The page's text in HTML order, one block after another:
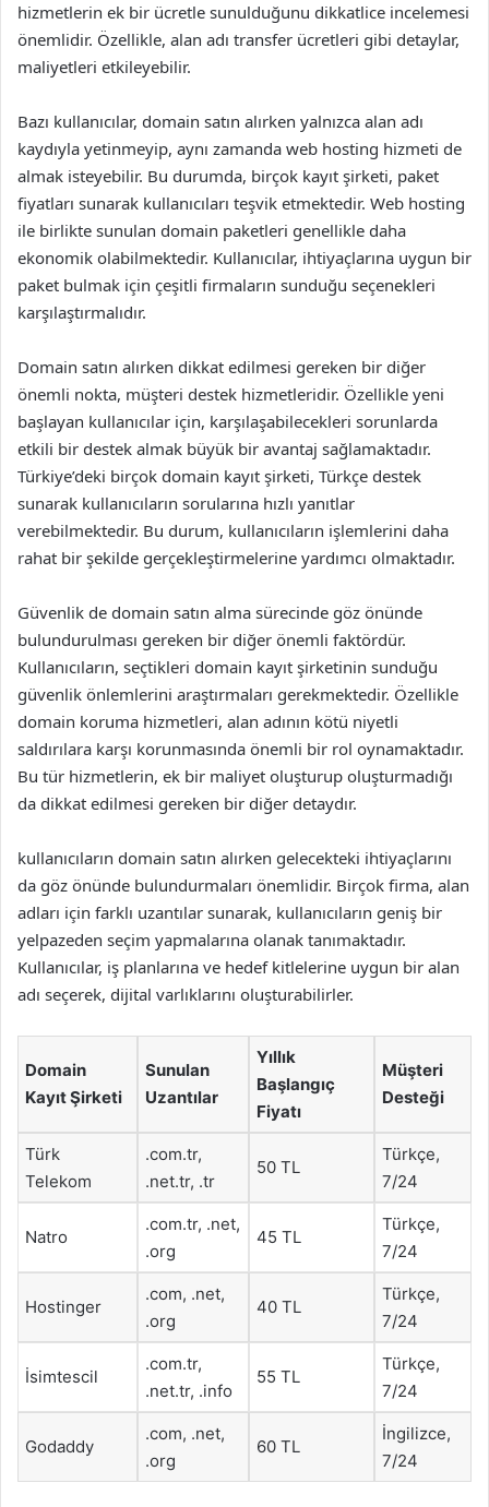
hizmetlerin ek bir ücretle sunulduğunu dikkatlice incelemesi
önemlidir. Özellikle, alan adı transfer ücretleri gibi detaylar,
maliyetleri etkileyebilir.
Bazı kullanıcılar, domain satın alırken yalnızca alan adı
kaydıyla yetinmeyip, aynı zamanda web hosting hizmeti de
almak isteyebilir. Bu durumda, birçok kayıt şirketi, paket
fiyatları sunarak kullanıcıları teşvik etmektedir. Web hosting
ile birlikte sunulan domain paketleri genellikle daha
ekonomik olabilmektedir. Kullanıcılar, ihtiyaçlarına uygun bir
paket bulmak için çeşitli firmaların sunduğu seçenekleri
karşılaştırmalıdır.
Domain satın alırken dikkat edilmesi gereken bir diğer
önemli nokta, müşteri destek hizmetleridir. Özellikle yeni
başlayan kullanıcılar için, karşılaşabilecekleri sorunlarda
etkili bir destek almak büyük bir avantaj sağlamaktadır.
Türkiye’deki birçok domain kayıt şirketi, Türkçe destek
sunarak kullanıcıların sorularına hızlı yanıtlar
verebilmektedir. Bu durum, kullanıcıların işlemlerini daha
rahat bir şekilde gerçekleştirmelerine yardımcı olmaktadır.
Güvenlik de domain satın alma sürecinde göz önünde
bulundurulması gereken bir diğer önemli faktördür.
Kullanıcıların, seçtikleri domain kayıt şirketinin sunduğu
güvenlik önlemlerini araştırmaları gerekmektedir. Özellikle
domain koruma hizmetleri, alan adının kötü niyetli
saldırılara karşı korunmasında önemli bir rol oynamaktadır.
Bu tür hizmetlerin, ek bir maliyet oluşturup oluşturmadığı
da dikkat edilmesi gereken bir diğer detaydır.
kullanıcıların domain satın alırken gelecekteki ihtiyaçlarını
da göz önünde bulundurmaları önemlidir. Birçok firma, alan
adları için farklı uzantılar sunarak, kullanıcıların geniş bir
yelpazeden seçim yapmalarına olanak tanımaktadır.
Kullanıcılar, iş planlarına ve hedef kitlelerine uygun bir alan
adı seçerek, dijital varlıklarını oluşturabilirler.
Domain
Kayıt Şirketi
Sunulan
Uzantılar
Yıllık
Başlangıç
Fiyatı
Müşteri
Desteği
Türk
Telekom
.com.tr,
.net.tr, .tr
50 TL
Türkçe,
7/24
Natro
.com.tr, .net,
.org
45 TL
Türkçe,
7/24
Hostinger
.com, .net,
.org
40 TL
Türkçe,
7/24
İsimtescil
.com.tr,
.net.tr, .info
55 TL
Türkçe,
7/24
Godaddy
.com, .net,
.org
60 TL
İngilizce,
7/24